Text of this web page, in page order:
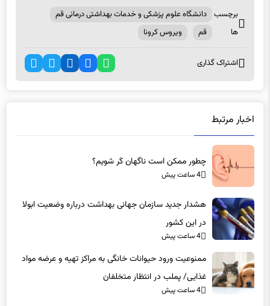
ها
قم
ویروس کرونا
4 ساعت پیش
در این کشور
4 ساعت پیش
ممنوعیت ورود حیوانات خانگی به مراکز تهیه و عرضه مواد
غذایی/ پملب در انتظار متخلفان
4 ساعت پیش
تخم‌مرغ خام، آب‌پز یا سرخ‌شده؛ کدام روش بیشترین